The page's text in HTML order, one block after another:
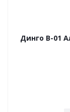
Динго В-01